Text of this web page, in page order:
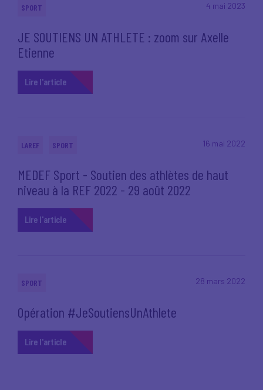
4 mai 2023
SPORT
JE SOUTIENS UN ATHLETE : zoom sur Axelle
Etienne
Lire l'article
16 mai 2022
LAREF SPORT
MEDEF Sport - Soutien des athlètes de haut
niveau à la REF 2022 - 29 août 2022
Lire l'article
28 mars 2022
SPORT
Opération #JeSoutiensUnAthlete
Lire l'article